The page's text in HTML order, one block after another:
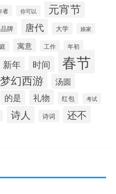
者 你可以 元宵节
品牌 唐代 大学 娘家
寓意 工作 年初
新年 时间 春节
梦幻西游 汤圆
的是 礼物 红包 考试
诗人 诗词 还不